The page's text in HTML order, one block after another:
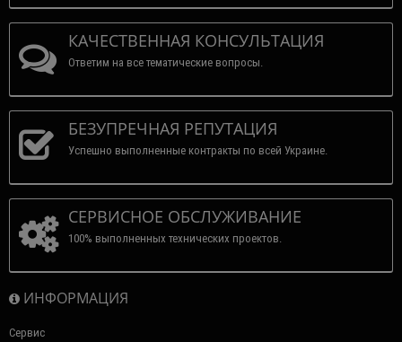
КАЧЕСТВЕННАЯ КОНСУЛЬТАЦИЯ
Ответим на все тематические вопросы.
БЕЗУПРЕЧНАЯ РЕПУТАЦИЯ
Успешно выполненные контракты по всей Украине.
СЕРВИСНОЕ ОБСЛУЖИВАНИЕ
100% выполненных технических проектов.
ИНФОРМАЦИЯ
Сервис